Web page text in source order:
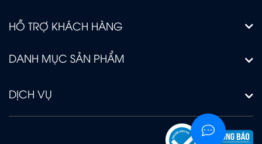
HỖ TRỢ KHÁCH HÀNG
DANH MỤC SẢN PHẨM
DỊCH VỤ